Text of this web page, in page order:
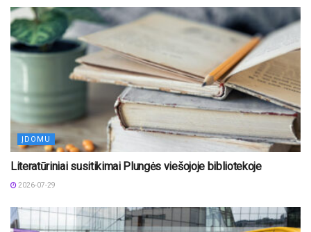
ĮDOMU
Literatūriniai susitikimai Plungės viešojoje bibliotekoje
2026-07-29